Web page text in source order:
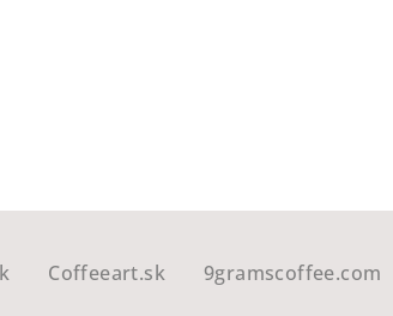
Coffeeart.sk 9gramscoffee.com